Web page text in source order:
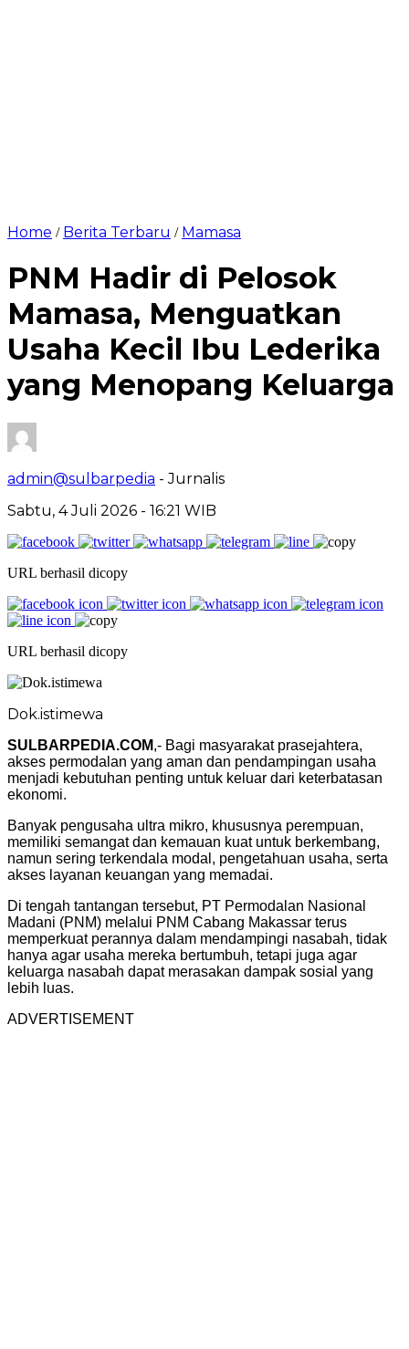
Home / Berita Terbaru / Mamasa
PNM Hadir di Pelosok
Mamasa, Menguatkan
Usaha Kecil Ibu Lederika
yang Menopang Keluarga
admin@sulbarpedia - Jurnalis
Sabtu, 4 Juli 2026 - 16:21 WIB
URL berhasil dicopy
URL berhasil dicopy
Dok.istimewa
SULBARPEDIA.COM,- Bagi masyarakat prasejahtera,
akses permodalan yang aman dan pendampingan usaha
menjadi kebutuhan penting untuk keluar dari keterbatasan
ekonomi.
Banyak pengusaha ultra mikro, khususnya perempuan,
memiliki semangat dan kemauan kuat untuk berkembang,
namun sering terkendala modal, pengetahuan usaha, serta
akses layanan keuangan yang memadai.
Di tengah tantangan tersebut, PT Permodalan Nasional
Madani (PNM) melalui PNM Cabang Makassar terus
memperkuat perannya dalam mendampingi nasabah, tidak
hanya agar usaha mereka bertumbuh, tetapi juga agar
keluarga nasabah dapat merasakan dampak sosial yang
lebih luas.
ADVERTISEMENT